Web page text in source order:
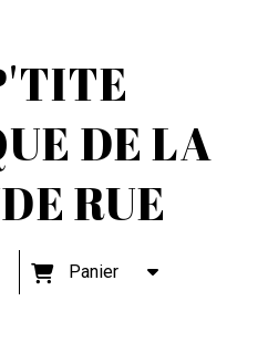
DE LA
RUE
Panier